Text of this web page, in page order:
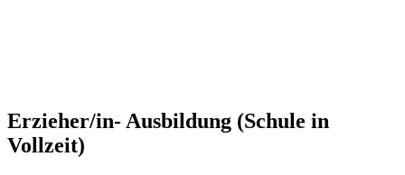
Erzieher/in- Ausbildung (Schule in
Vollzeit)